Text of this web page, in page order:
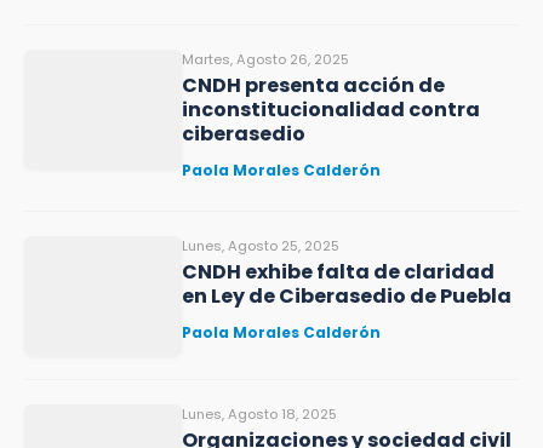
Martes, Agosto 26, 2025
CNDH presenta acción de
inconstitucionalidad contra
ciberasedio
Paola Morales Calderón
Lunes, Agosto 25, 2025
CNDH exhibe falta de claridad
en Ley de Ciberasedio de Puebla
Paola Morales Calderón
Lunes, Agosto 18, 2025
Organizaciones y sociedad civil